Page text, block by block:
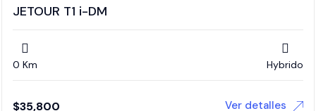
JETOUR T1 i-DM
0 Km Hybrido
$35,800 Ver detalles